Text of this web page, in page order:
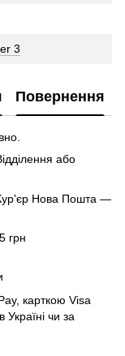
3
Повернення
або
Нова Пошта —
грн
карткою Visa
чи за